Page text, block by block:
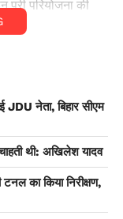
परियोजना की
नेता, बिहार सीएम
चाहती थी: अखिलेश यादव
का किया निरीक्षण,